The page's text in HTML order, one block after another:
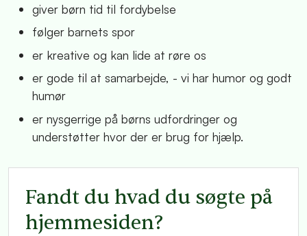
giver børn tid til fordybelse
følger barnets spor
er kreative og kan lide at røre os
er gode til at samarbejde, - vi har humor og godt
humør
er nysgerrige på børns udfordringer og
understøtter hvor der er brug for hjælp.
Fandt du hvad du søgte på
hjemmesiden?